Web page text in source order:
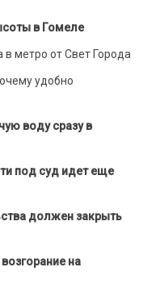
в Гомеле
метро от Свет Города
удобно
воду сразу в
под суд идет еще
должен закрыть
на